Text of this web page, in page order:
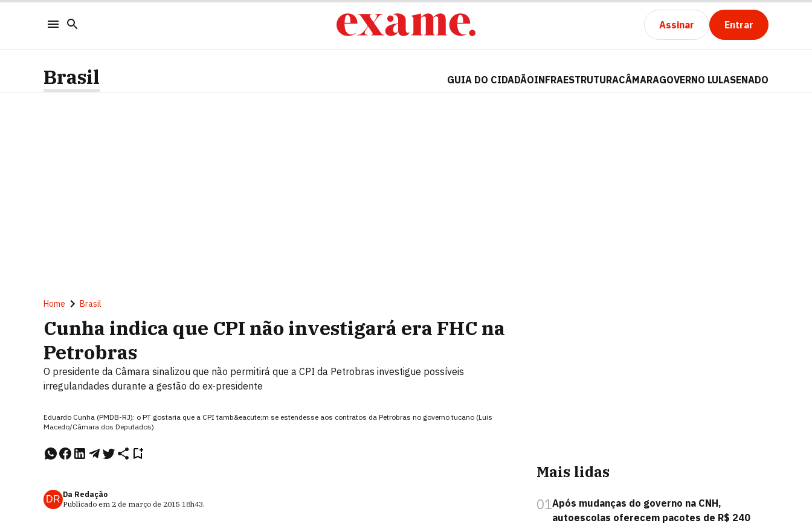
Assinar Entrar
Brasil GUIA DO CIDADÃOINFRAESTRUTURACÂMARAGOVERNO LULASENADO
Home Brasil
Cunha indica que CPI não investigará era FHC na
Petrobras
O presidente da Câmara sinalizou que não permitirá que a CPI da Petrobras investigue possíveis
irregularidades durante a gestão do ex-presidente
Eduardo Cunha (PMDB-RJ): o PT gostaria que a CPI tamb&eacute;m se estendesse aos contratos da Petrobras no governo tucano (Luis
Macedo/Câmara dos Deputados)
DR Da Redação
Publicado em 2 de março de 2015 18h43.
Mais lidas
01Após mudanças do governo na CNH,
autoescolas oferecem pacotes de R$ 240